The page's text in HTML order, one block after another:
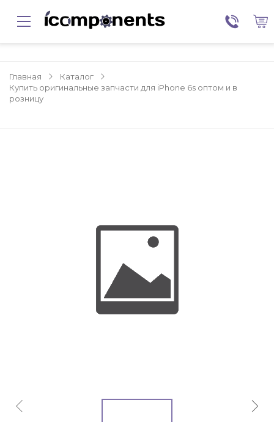
Главная
Каталог
Купить оригинальные запчасти для iPhone 6s оптом и в
розницу